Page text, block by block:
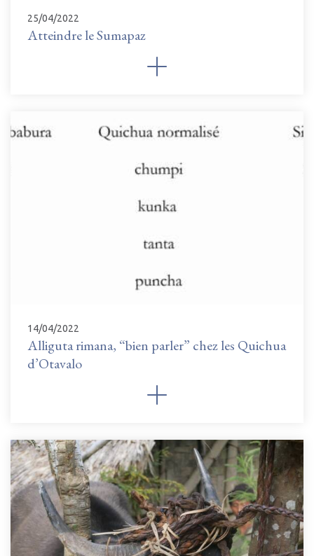
25/04/2022
Atteindre le Sumapaz
14/04/2022
Alliguta rimana, “bien parler” chez les Quichua
d’Otavalo